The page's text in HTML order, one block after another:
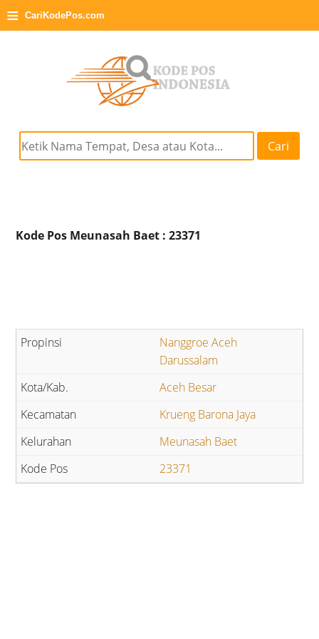
≡ CariKodePos.com
Cari
Kode Pos Meunasah Baet : 23371
Nanggroe Aceh
Darussalam
Aceh Besar
Krueng Barona Jaya
Meunasah Baet
23371